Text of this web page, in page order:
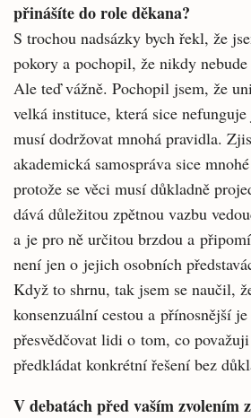
přinášíte do role děkana?
S trochou nadsázky bych řekl, že
pokory a pochopil, že nikdy nebude
Ale teď vážně. Pochopil jsem, že
velká instituce, která sice
musí dodržovat mnohá pravidla.
akademická samospráva sice
protože se věci musí důkladně
dává důležitou zpětnou vazbu
a je pro ně určitou brzdou a
není jen o jejich osobních
Když to shrnu, tak jsem se naučil,
konsenzuální cestou a přínosnější je
přesvědčovat lidi o tom, co
předkládat konkrétní řešení bez
V debatách před vaším zvolením